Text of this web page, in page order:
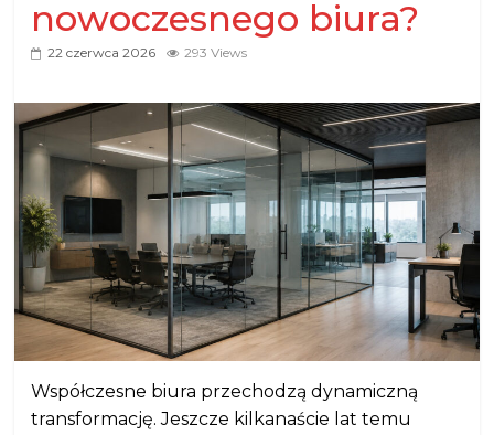
nowoczesnego biura?
22 czerwca 2026 293 Views
Współczesne biura przechodzą dynamiczną
transformację. Jeszcze kilkanaście lat temu